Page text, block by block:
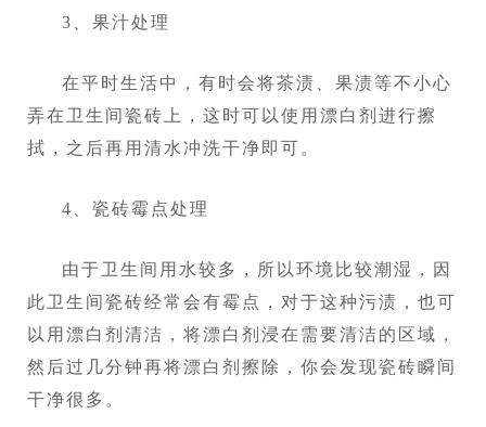
3、果汁处理
在平时生活中，有时会将茶渍、果渍等不小心
弄在卫生间瓷砖上，这时可以使用漂白剂进行擦
拭，之后再用清水冲洗干净即可。
4、瓷砖霉点处理
由于卫生间用水较多，所以环境比较潮湿，因
此卫生间瓷砖经常会有霉点，对于这种污渍，也可
以用漂白剂清洁，将漂白剂浸在需要清洁的区域，
然后过几分钟再将漂白剂擦除，你会发现瓷砖瞬间
干净很多。